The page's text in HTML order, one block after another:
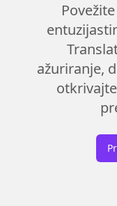
ažuriranje,